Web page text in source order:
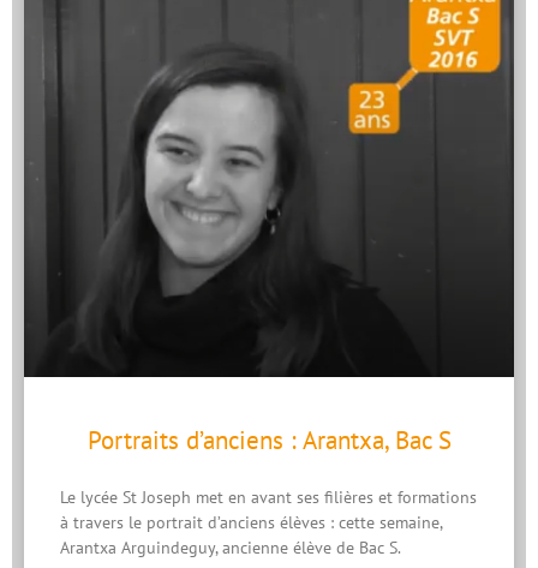
Portraits d’anciens : Arantxa, Bac S
Le lycée St Joseph met en avant ses filières et formations
à travers le portrait d’anciens élèves : cette semaine,
Arantxa Arguindeguy, ancienne élève de Bac S.